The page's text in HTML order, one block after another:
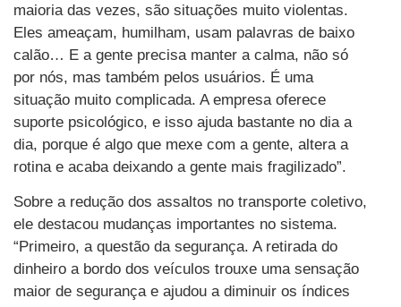
maioria das vezes, são situações muito violentas.
Eles ameaçam, humilham, usam palavras de baixo
calão… E a gente precisa manter a calma, não só
por nós, mas também pelos usuários. É uma
situação muito complicada. A empresa oferece
suporte psicológico, e isso ajuda bastante no dia a
dia, porque é algo que mexe com a gente, altera a
rotina e acaba deixando a gente mais fragilizado”.
Sobre a redução dos assaltos no transporte coletivo,
ele destacou mudanças importantes no sistema.
“Primeiro, a questão da segurança. A retirada do
dinheiro a bordo dos veículos trouxe uma sensação
maior de segurança e ajudou a diminuir os índices